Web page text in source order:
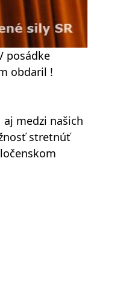
posádke
obdaril !
medzi našich
stretnúť